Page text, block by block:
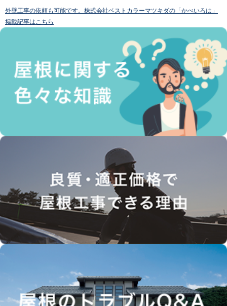
外壁工事の依頼も可能です。株式会社ベストカラーマツキダの「かべいろは」
掲載記事はこちら